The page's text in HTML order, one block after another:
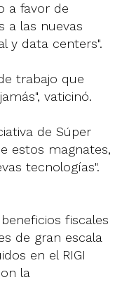
a favor de
a las nuevas
y data centers".
trabajo que
vaticinó.
de Súper
estos magnates,
tecnologías".
fiscales
de gran escala
en el RIGI
la